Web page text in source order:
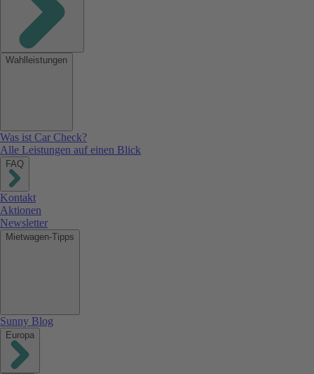
Wahlleistungen
Was ist Car Check?
Alle Leistungen auf einen Blick
FAQ
Kontakt
Aktionen
Newsletter
Mietwagen-Tipps
Sunny Blog
Europa